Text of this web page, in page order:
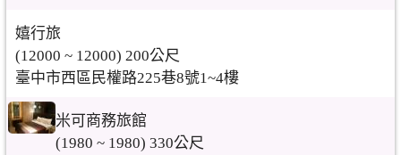
嬉行旅
(12000 ~ 12000) 200公尺
臺中市西區民權路225巷8號1~4樓
米可商務旅館
(1980 ~ 1980) 330公尺